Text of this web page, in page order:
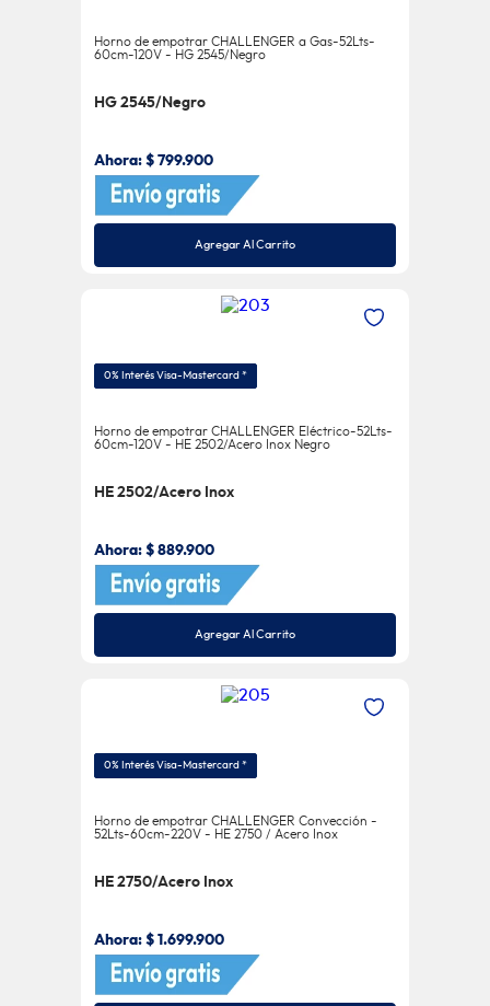
Horno de empotrar CHALLENGER a Gas-52Lts-
60cm-120V - HG 2545/Negro
HG 2545/Negro
Ahora: $ 799.900
Agregar Al Carrito
0% Interés Visa-Mastercard *
Horno de empotrar CHALLENGER Eléctrico-52Lts-
60cm-120V - HE 2502/Acero Inox Negro
HE 2502/Acero Inox
Ahora: $ 889.900
Agregar Al Carrito
0% Interés Visa-Mastercard *
Horno de empotrar CHALLENGER Convección -
52Lts-60cm-220V - HE 2750 / Acero Inox
HE 2750/Acero Inox
Ahora: $ 1.699.900